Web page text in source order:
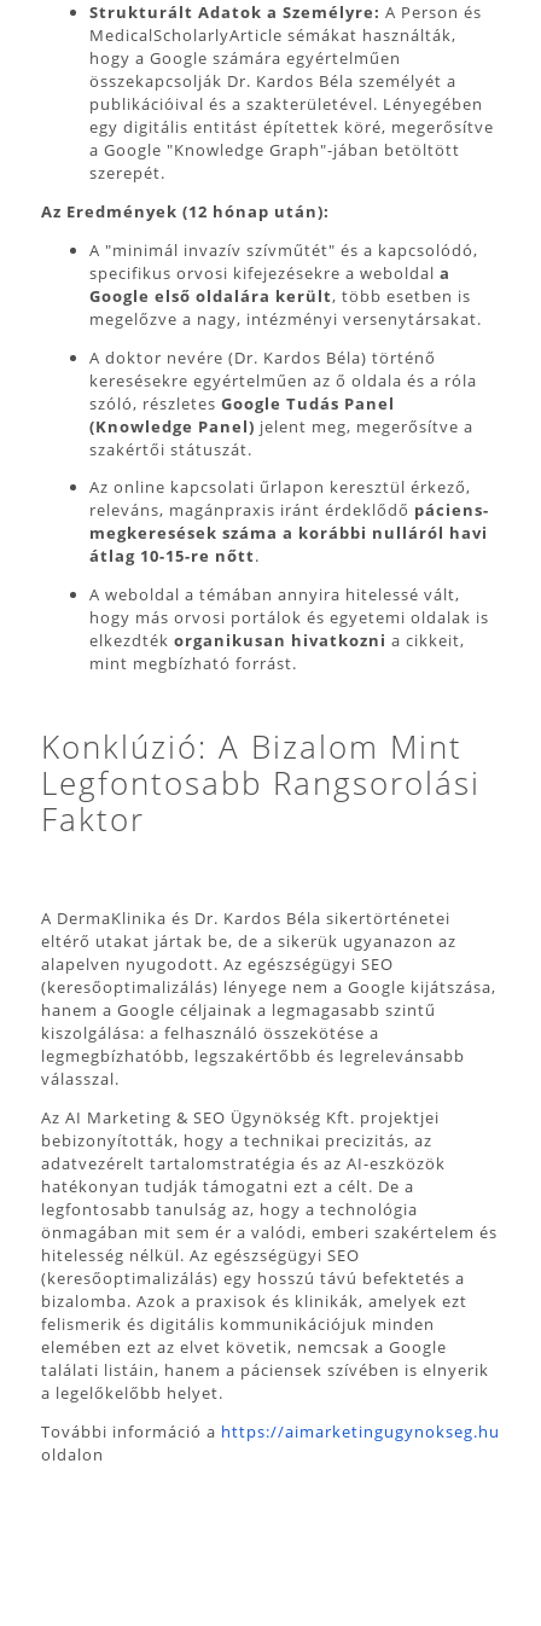
Strukturált Adatok a Személyre: A Person és
MedicalScholarlyArticle sémákat használták,
hogy a Google számára egyértelműen
összekapcsolják Dr. Kardos Béla személyét a
publikációival és a szakterületével. Lényegében
egy digitális entitást építettek köré, megerősítve
a Google "Knowledge Graph"-jában betöltött
szerepét.
Az Eredmények (12 hónap után):
A "minimál invazív szívműtét" és a kapcsolódó,
specifikus orvosi kifejezésekre a weboldal a
Google első oldalára került, több esetben is
megelőzve a nagy, intézményi versenytársakat.
A doktor nevére (Dr. Kardos Béla) történő
keresésekre egyértelműen az ő oldala és a róla
szóló, részletes Google Tudás Panel
(Knowledge Panel) jelent meg, megerősítve a
szakértői státuszát.
Az online kapcsolati űrlapon keresztül érkező,
releváns, magánpraxis iránt érdeklődő páciens-
megkeresések száma a korábbi nulláról havi
átlag 10-15-re nőtt.
A weboldal a témában annyira hitelessé vált,
hogy más orvosi portálok és egyetemi oldalak is
elkezdték organikusan hivatkozni a cikkeit,
mint megbízható forrást.
Konklúzió: A Bizalom Mint
Legfontosabb Rangsorolási
Faktor
A DermaKlinika és Dr. Kardos Béla sikertörténetei
eltérő utakat jártak be, de a sikerük ugyanazon az
alapelven nyugodott. Az egészségügyi SEO
(keresőoptimalizálás) lényege nem a Google kijátszása,
hanem a Google céljainak a legmagasabb szintű
kiszolgálása: a felhasználó összekötése a
legmegbízhatóbb, legszakértőbb és legrelevánsabb
válasszal.
Az AI Marketing & SEO Ügynökség Kft. projektjei
bebizonyították, hogy a technikai precizitás, az
adatvezérelt tartalomstratégia és az AI-eszközök
hatékonyan tudják támogatni ezt a célt. De a
legfontosabb tanulság az, hogy a technológia
önmagában mit sem ér a valódi, emberi szakértelem és
hitelesség nélkül. Az egészségügyi SEO
(keresőoptimalizálás) egy hosszú távú befektetés a
bizalomba. Azok a praxisok és klinikák, amelyek ezt
felismerik és digitális kommunikációjuk minden
elemében ezt az elvet követik, nemcsak a Google
találati listáin, hanem a páciensek szívében is elnyerik
a legelőkelőbb helyet.
További információ a https://aimarketingugynokseg.hu
oldalon